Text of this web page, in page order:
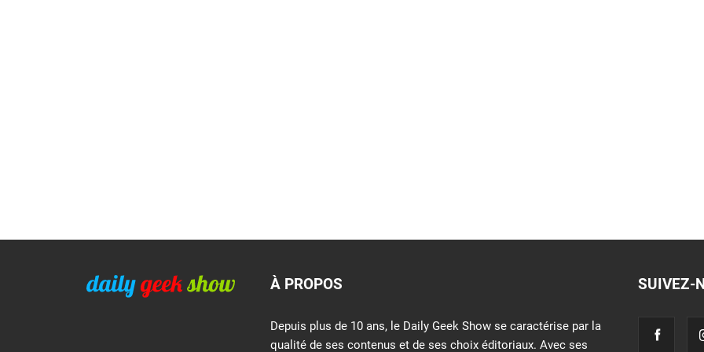
À PROPOS
Depuis plus de 10 ans, le Daily Geek Show se caractérise par la
qualité de ses contenus et de ses choix éditoriaux. Avec ses
SUIVEZ-